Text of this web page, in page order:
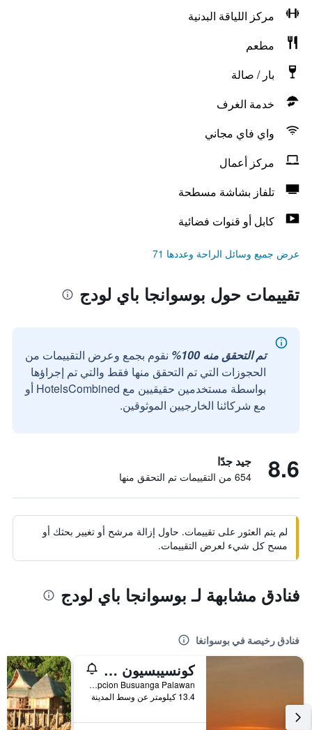
مركز اللياقة البدنية
مطعم
بار / صالة
خدمة الغرف
واي فاي مجاني
مركز أعمال
تلفاز بشاشة مسطحة
كابل أو قنوات فضائية
عرض جميع وسائل الراحة وعددها 71
تقييمات حول بوسوانجا باي لودج
تم التحقق منه 100%
نقوم بجمع وعرض التقييمات من
الحجوزات التي تم التحقق منها فقط والتي تم إجراؤها
بواسطة مستخدمين حقيقيين مع HotelsCombined أو
مع شركائنا الخارجيين الموثوقين.
8.6 جيد جدًا
654 من التقييمات تم التحقق منها
لم يتم العثور على تقييمات. حاول إزالة مرشح أو تغيير بحثك أو
مسح كل شيء لعرض التقييمات.
فنادق مشابهة لـ بوسوانجا باي لودج
فنادق رخيصة في بوسوانغا
كونسيبسيون ديفرز لودج
Concepcion Busuanga Palawan, بوسوانغا, الفلبين
13.4 كيلومتر عن وسط المدينة